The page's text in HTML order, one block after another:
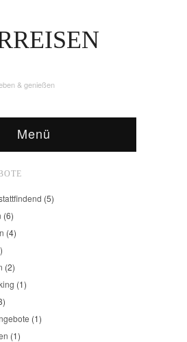
& genießen
Menü
(5)
(6)
(4)
(2)
(1)
(1)
(1)